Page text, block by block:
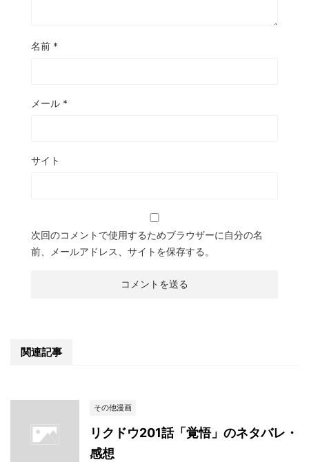
名前 *
メール *
サイト
次回のコメントで使用するためブラウザーに自分の名
前、メールアドレス、サイトを保存する。
関連記事
その他漫画
リクドウ201話「覚悟」のネタバレ・
感想